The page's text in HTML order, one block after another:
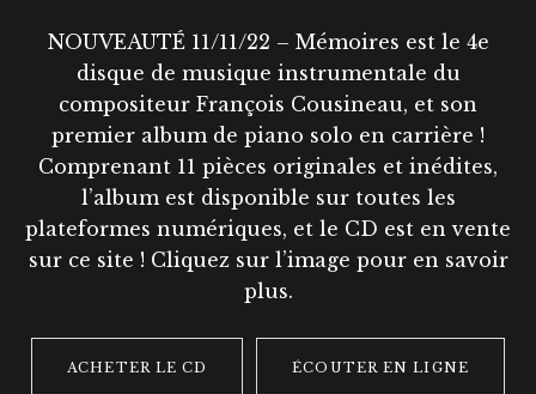
NOUVEAUTÉ 11/11/22 – Mémoires est le 4e
disque de musique instrumentale du
compositeur François Cousineau, et son
premier album de piano solo en carrière !
Comprenant 11 pièces originales et inédites,
l’album est disponible sur toutes les
plateformes numériques, et le CD est en vente
sur ce site ! Cliquez sur l’image pour en savoir
plus.
RECORD LINKS
ACHETER LE CD ÉCOUTER EN LIGNE